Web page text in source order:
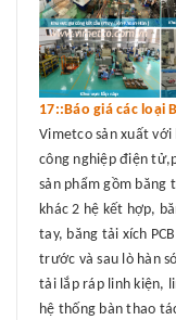
17::Báo giá các loại
Vimetco sản xuất
công nghiệp điện
sản phẩm gồm băng
khác 2 hệ kết hợp,
tay, băng tải xích
trước và sau lò hàn
tải lắp ráp linh kiện,
hệ thống bàn thao